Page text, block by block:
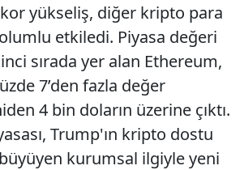
yükseliş, diğer kripto para
etkiledi. Piyasa değeri
sırada yer alan Ethereum,
7’den fazla değer
4 bin doların üzerine çıktı.
Trump'ın kripto dostu
kurumsal ilgiyle yeni